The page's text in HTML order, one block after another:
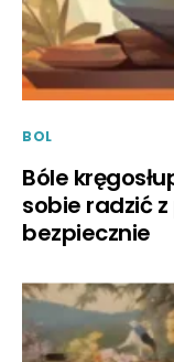
BOL
Bóle
sobie radzić
bezpiecznie